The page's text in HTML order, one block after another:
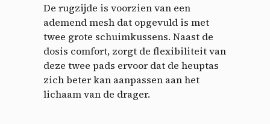
De rugzijde is voorzien van een
ademend mesh dat opgevuld is met
twee grote schuimkussens. Naast de
dosis comfort, zorgt de flexibiliteit van
deze twee pads ervoor dat de heuptas
zich beter kan aanpassen aan het
lichaam van de drager.